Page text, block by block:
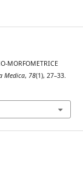
MORFOMETRICE
Medica, 78(1), 27–33.